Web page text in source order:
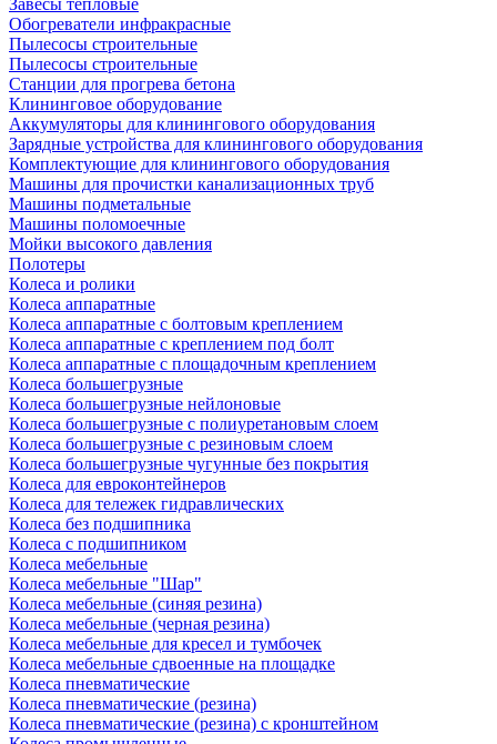
Завесы тепловые
Обогреватели инфракрасные
Пылесосы строительные
Пылесосы строительные
Станции для прогрева бетона
Клининговое оборудование
Аккумуляторы для клинингового оборудования
Зарядные устройства для клинингового оборудования
Комплектующие для клинингового оборудования
Машины для прочистки канализационных труб
Машины подметальные
Машины поломоечные
Мойки высокого давления
Полотеры
Колеса и ролики
Колеса аппаратные
Колеса аппаратные с болтовым креплением
Колеса аппаратные с креплением под болт
Колеса аппаратные с площадочным креплением
Колеса большегрузные
Колеса большегрузные нейлоновые
Колеса большегрузные с полиуретановым слоем
Колеса большегрузные с резиновым слоем
Колеса большегрузные чугунные без покрытия
Колеса для евроконтейнеров
Колеса для тележек гидравлических
Колеса без подшипника
Колеса с подшипником
Колеса мебельные
Колеса мебельные "Шар"
Колеса мебельные (синяя резина)
Колеса мебельные (черная резина)
Колеса мебельные для кресел и тумбочек
Колеса мебельные сдвоенные на площадке
Колеса пневматические
Колеса пневматические (резина)
Колеса пневматические (резина) с кронштейном